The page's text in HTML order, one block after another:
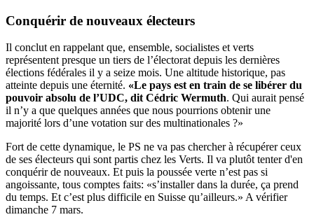
Conquérir de nouveaux électeurs
Il conclut en rappelant que, ensemble, socialistes et verts
représentent presque un tiers de l’électorat depuis les dernières
élections fédérales il y a seize mois. Une altitude historique, pas
atteinte depuis une éternité. «Le pays est en train de se libérer du
pouvoir absolu de l’UDC, dit Cédric Wermuth. Qui aurait pensé
il n’y a que quelques années que nous pourrions obtenir une
majorité lors d’une votation sur des multinationales ?»
Fort de cette dynamique, le PS ne va pas chercher à récupérer ceux
de ses électeurs qui sont partis chez les Verts. Il va plutôt tenter d'en
conquérir de nouveaux. Et puis la poussée verte n’est pas si
angoissante, tous comptes faits: «s’installer dans la durée, ça prend
du temps. Et c’est plus difficile en Suisse qu’ailleurs.» A vérifier
dimanche 7 mars.